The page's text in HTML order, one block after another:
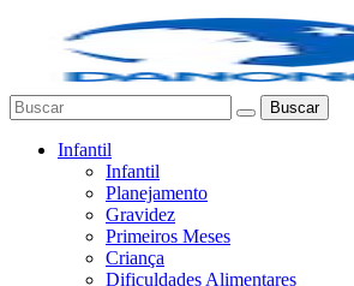
Buscar
Infantil
Infantil
Planejamento
Gravidez
Primeiros Meses
Criança
Dificuldades Alimentares